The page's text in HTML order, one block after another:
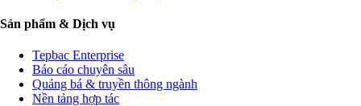
Sản phẩm & Dịch vụ
Tepbac Enterprise
Báo cáo chuyên sâu
Quảng bá & truyền thông ngành
Nền tảng hợp tác